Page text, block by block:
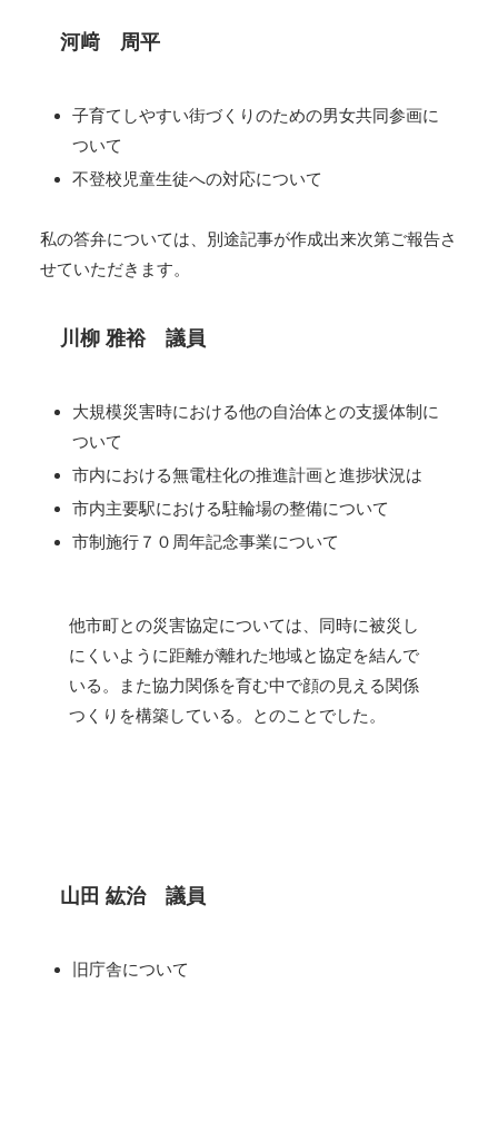
河﨑 周平
子育てしやすい街づくりのための男女共同参画に
ついて
不登校児童生徒への対応について
私の答弁については、別途記事が作成出来次第ご報告さ
せていただきます。
川柳 雅裕 議員
大規模災害時における他の自治体との支援体制に
ついて
市内における無電柱化の推進計画と進捗状況は
市内主要駅における駐輪場の整備について
市制施行７０周年記念事業について
他市町との災害協定については、同時に被災し
にくいように距離が離れた地域と協定を結んで
いる。また協力関係を育む中で顔の見える関係
つくりを構築している。とのことでした。
山田 紘治 議員
旧庁舎について